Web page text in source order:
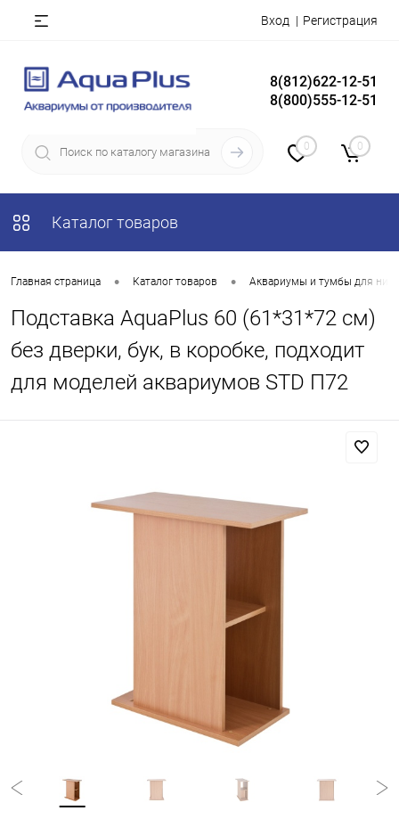
Вход Регистрация
8(812)622-12-51
8(800)555-12-51
0 0
Каталог товаров
Главная страница • Каталог товаров • Аквариумы и тумбы для них
Подставка AquaPlus 60 (61*31*72 см)
без дверки, бук, в коробке, подходит
для моделей аквариумов STD П72